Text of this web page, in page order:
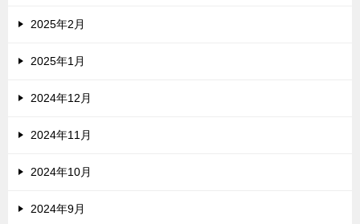
2025年2月
2025年1月
2024年12月
2024年11月
2024年10月
2024年9月